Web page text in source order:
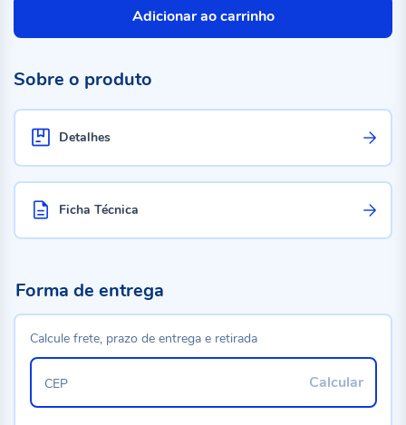
Adicionar ao carrinho
Sobre o produto
Detalhes
Ficha Técnica
Forma de entrega
Calcule frete, prazo de entrega e retirada
Calcular
CEP